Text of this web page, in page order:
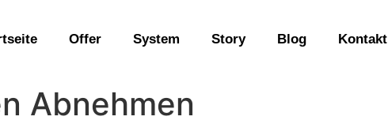
Offer System Story Blog Kontakt
Abnehmen